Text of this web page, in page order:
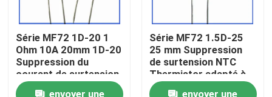
À la maison
Produits
vidéo
Série MF72 1D-20 1
Ohm 10A 20mm 1D-20
Suppression du
courant de surtension
NTC Thermistor
envoyer une
Série MF72 1.5D-25
25 mm Suppression
de surtension NTC
Thermistor adapté à
la commutation de
envoyer une